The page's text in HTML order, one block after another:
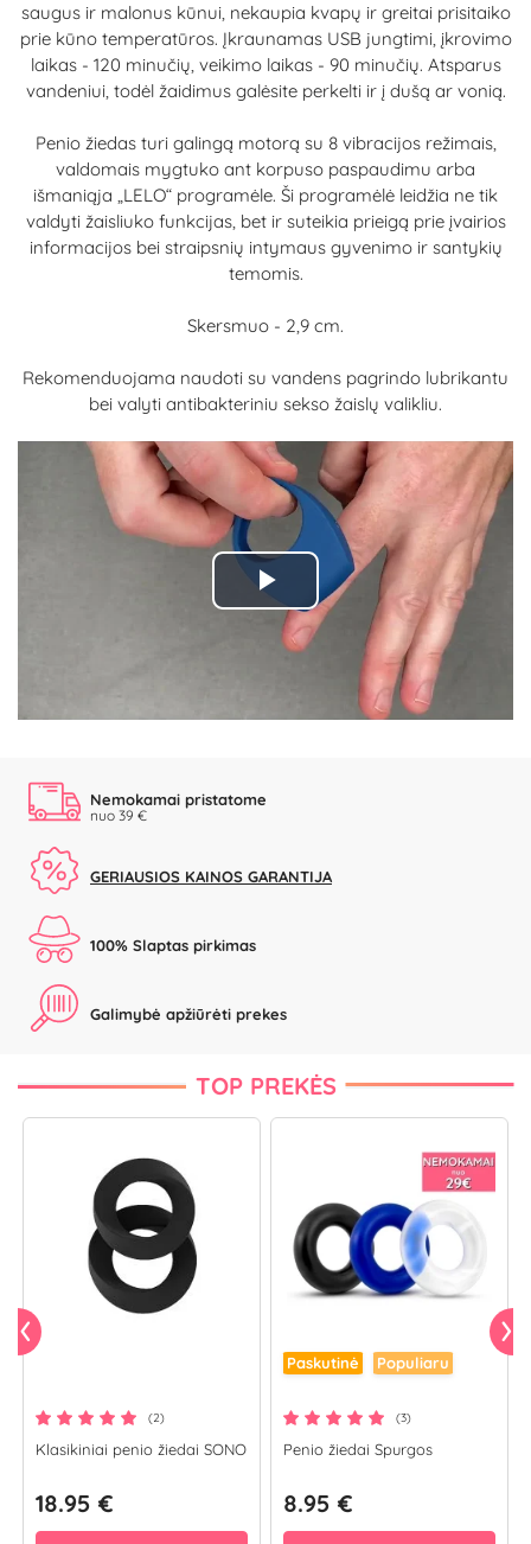
saugus ir malonus kūnui, nekaupia kvapų ir greitai prisitaiko
prie kūno temperatūros. Įkraunamas USB jungtimi, įkrovimo
laikas - 120 minučių, veikimo laikas - 90 minučių. Atsparus
vandeniui, todėl žaidimus galėsite perkelti ir į dušą ar vonią.
Penio žiedas turi galingą motorą su 8 vibracijos režimais,
valdomais mygtuko ant korpuso paspaudimu arba
išmaniąja „LELO“ programėle. Ši programėlė leidžia ne tik
valdyti žaisliuko funkcijas, bet ir suteikia prieigą prie įvairios
informacijos bei straipsnių intymaus gyvenimo ir santykių
temomis.
Skersmuo - 2,9 cm.
Rekomenduojama naudoti su vandens pagrindo lubrikantu
bei valyti antibakteriniu sekso žaislų valikliu.
Play
Video
Nemokamai pristatome
nuo 39 €
GERIAUSIOS KAINOS GARANTIJA
100% Slaptas pirkimas
Galimybė apžiūrėti prekes
TOP PREKĖS
(2)
Klasikiniai penio žiedai SONO
18.95 €
Paskutinė Populiaru
(3)
Penio žiedai Spurgos
8.95 €